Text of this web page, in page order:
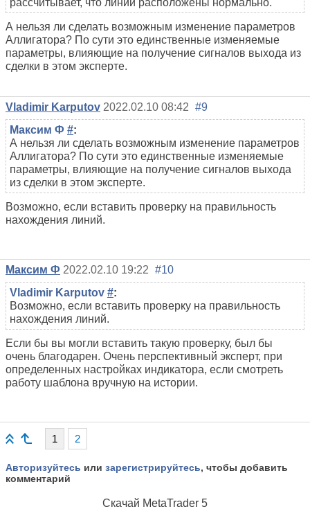
А нельзя ли сделать возможным изменение параметров
Аллигатора? По сути это единственные изменяемые
параметры, влияющие на получение сигналов выхода из
сделки в этом эксперте.
Vladimir Karputov 2022.02.10 08:42 #9
Максим Ф #:
А нельзя ли сделать возможным изменение параметров
Аллигатора? По сути это единственные изменяемые
параметры, влияющие на получение сигналов выхода
из сделки в этом эксперте.
Возможно, если вставить проверку на правильность
нахождения линий.
Максим Ф 2022.02.10 19:22 #10
Vladimir Karputov #:
Возможно, если вставить проверку на правильность
нахождения линий.
Если бы вы могли вставить такую проверку, был бы
очень благодарен. Очень перспективный эксперт, при
определенных настройках индикатора, если смотреть
работу шаблона вручную на истории.
1 2
Авторизуйтесь или зарегистрируйтесь, чтобы добавить
комментарий
Скачай MetaTrader 5